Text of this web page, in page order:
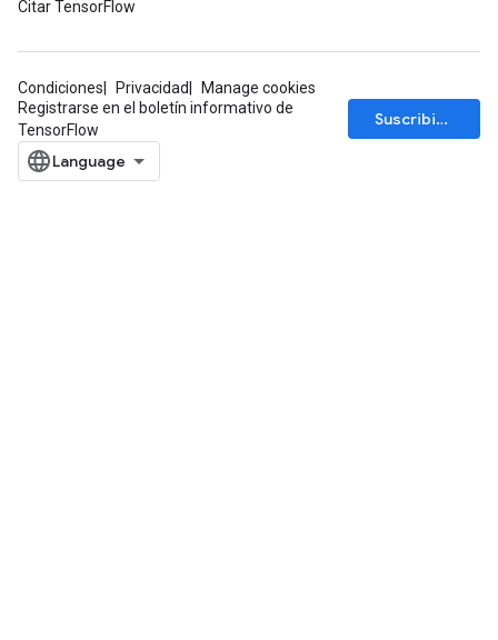
Citar TensorFlow
Condiciones Privacidad
Manage cookies
Registrarse en el boletín informativo de
TensorFlow
Suscribirse